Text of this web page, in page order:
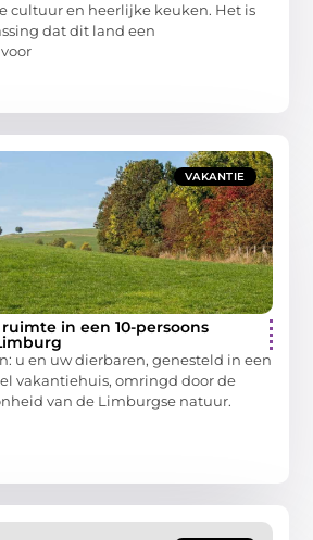
cultuur en heerlijke keuken. Het is
dat dit land een
VAKANTIE
in een 10-persoons
u en uw dierbaren, genesteld in een
vakantiehuis, omringd door de
van de Limburgse natuur.